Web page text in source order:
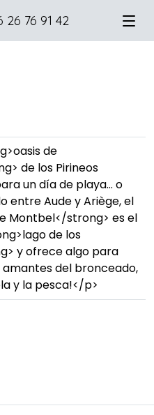
26 76 91 42
de
de los Pirineos
un día de playa... o
entre Aude y Ariège, el
Montbel</strong> es el
de los
y ofrece algo para
del bronceado,
y la pesca!</p>